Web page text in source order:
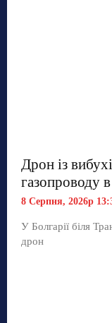
Дрон із
газопроводу в
8 Серпня, 2026р
У Болгарії біля
дрон